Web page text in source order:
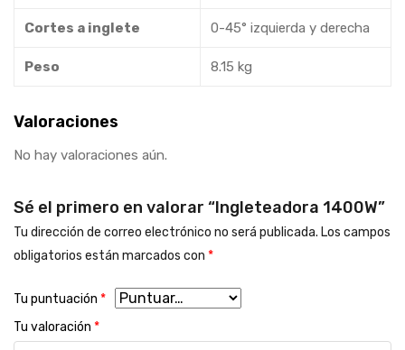
Cortes a inglete 0-45° izquierda y derecha
Peso 8.15 kg
Valoraciones
No hay valoraciones aún.
Sé el primero en valorar “Ingleteadora 1400W”
Tu dirección de correo electrónico no será publicada. Los campos
obligatorios están marcados con *
Tu puntuación *
Tu valoración *